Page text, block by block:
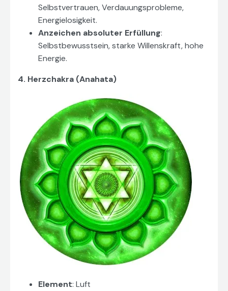
Selbstvertrauen, Verdauungsprobleme,
Energielosigkeit.
Anzeichen absoluter Erfüllung:
Selbstbewusstsein, starke Willenskraft, hohe
Energie.
4. Herzchakra (Anahata)
Element: Luft